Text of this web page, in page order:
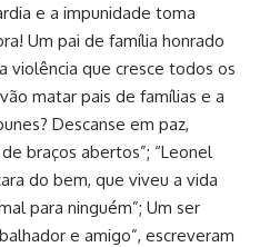
e a impunidade toma
Um pai de família honrado
violência que cresce todos os
matar pais de famílias e a
Descanse em paz,
braços abertos”; “Leonel
do bem, que viveu a vida
para ninguém”; Um ser
e amigo”, escreveram